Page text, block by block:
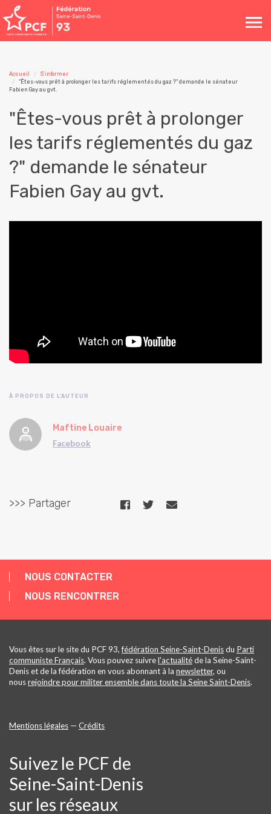
Toggle
navigation
Accueil
S'informer
"Êtes-vous prêt à prolonger les tarifs réglementés du gaz ?" demande le sénateur
Fabien Gay au gvt.
"Êtes-vous prêt à prolonger
les tarifs réglementés du gaz
?" demande le sénateur
Fabien Gay au gvt.
À PROPOS DE L'AUTEUR
Maftine Louaire
Facebook
>>> Partager
NOUS CONTACTER
NOUS RENCONTRER
Vous êtes sur le site du PCF 93,fédération Seine-Saint-Denisdu Parti
communiste Français. Vous pouvez suivrel'actualitéde la Seine-Saint-
Denis et de la fédération en vous abonnant à la newsletter, ou
nousrejoindre pour militer ensemble dans toute la Seine Saint-Denis.
Mentions légales — Crédits
Suivez le PCF de
Seine-Saint-Denis
sur les réseaux